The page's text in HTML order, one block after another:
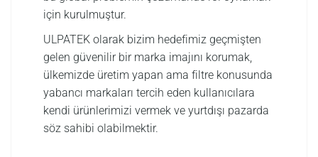
için kurulmuştur.
ULPATEK olarak bizim hedefimiz geçmişten
gelen güvenilir bir marka imajını korumak,
ülkemizde üretim yapan ama filtre konusunda
yabancı markaları tercih eden kullanıcılara
kendi ürünlerimizi vermek ve yurtdışı pazarda
söz sahibi olabilmektir.